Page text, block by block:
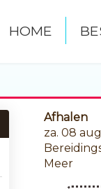
HOME
Afhalen
za. 08
Meer